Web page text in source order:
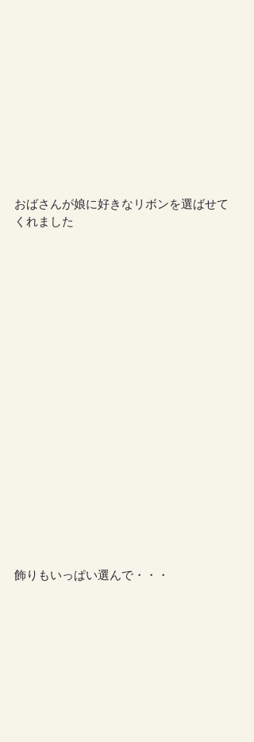
おばさんが娘に好きなリボンを選ばせて
くれました
飾りもいっぱい選んで・・・